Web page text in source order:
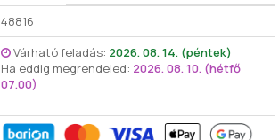
48816
Várható feladás: 2026. 08. 14. (péntek)
Ha eddig megrendeled: 2026. 08. 10. (hétfő
07.00)